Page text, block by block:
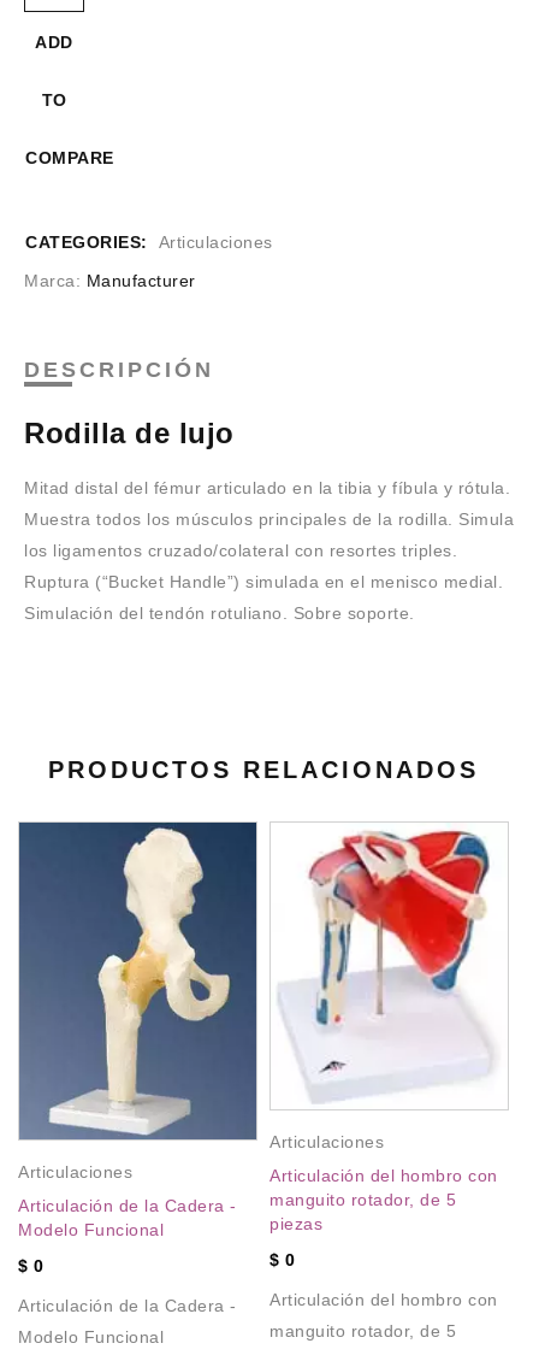
ADD
TO
COMPARE
CATEGORIES:
Articulaciones
Marca: Manufacturer
DESCRIPCIÓN
Rodilla de lujo
Mitad distal del fémur articulado en la tibia y fíbula y rótula.
Muestra todos los músculos principales de la rodilla. Simula
los ligamentos cruzado/colateral con resortes triples.
Ruptura (“Bucket Handle”) simulada en el menisco medial.
Simulación del tendón rotuliano. Sobre soporte.
PRODUCTOS RELACIONADOS
Articulaciones
Articulación de la Cadera -
Modelo Funcional
$ 0
Articulación de la Cadera -
Modelo Funcional
Articulaciones
Articulación del hombro con
manguito rotador, de 5
piezas
$ 0
Articulación del hombro con
manguito rotador, de 5